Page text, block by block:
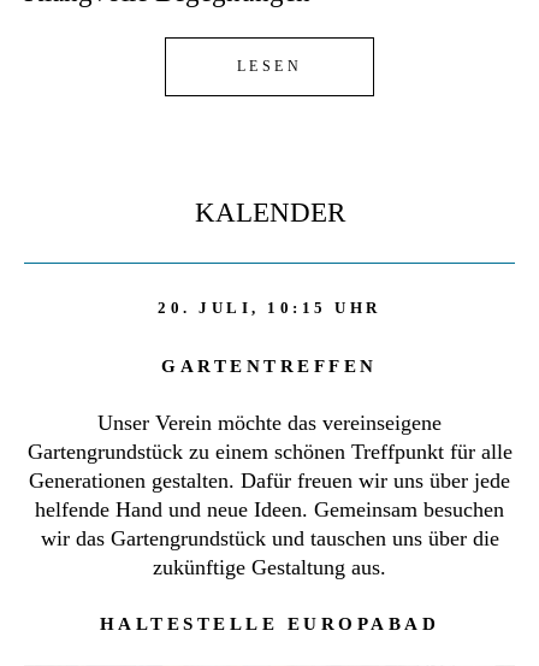
LESEN
KALENDER
20. JULI, 10:15 UHR
GARTENTREFFEN
Unser Verein möchte das vereinseigene
Gartengrundstück zu einem schönen Treffpunkt für alle
Generationen gestalten. Dafür freuen wir uns über jede
helfende Hand und neue Ideen. Gemeinsam besuchen
wir das Gartengrundstück und tauschen uns über die
zukünftige Gestaltung aus.
HALTESTELLE EUROPABAD